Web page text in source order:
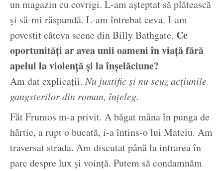
un magazin cu covrigi. L-am așteptat să plătească
și să-mi răspundă. L-am întrebat ceva. I-am
povestit câteva scene din Billy Bathgate. Ce
oportunități ar avea unii oameni în viață fără
apelul la violență și la înșelăciune?
Am dat explicații.Nu justific și nu scuz acțiunile
gangsterilor din roman, înțeleg.
Făt Frumos m-a privit. A băgat mâna în punga de
hârtie, a rupt o bucată, i-a întins-o lui Mateiu. Am
traversat strada. Am discutat până la intrarea în
parc despre lux și voință. Putem să condamnăm